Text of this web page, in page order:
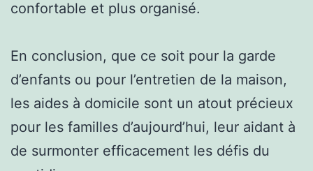
confortable et plus organisé.
En conclusion, que ce soit pour la garde
d’enfants ou pour l’entretien de la maison,
les aides à domicile sont un atout précieux
pour les familles d’aujourd’hui, leur aidant à
de surmonter efficacement les défis du